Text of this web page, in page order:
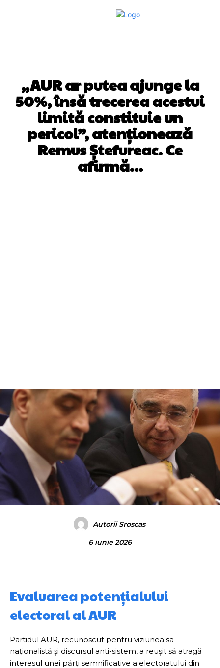
„AUR ar putea ajunge la
50%, însă trecerea acestui
limită constituie un
pericol”, atenționează
Remus Ștefureac. Ce
afirmă…
Autorii Sroscas
6 iunie 2026
Evaluarea potențialului
electoral al AUR
Partidul AUR, recunoscut pentru viziunea sa
naționalistă și discursul anti-sistem, a reușit să atragă
interesul unei părți semnificative a electoratului din